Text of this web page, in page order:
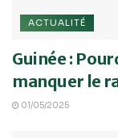
ACTUALITÉ
Guinée :
manquer le
01/05/2025